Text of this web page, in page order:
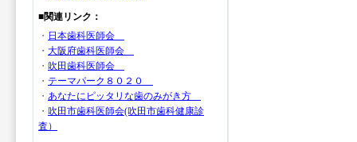
■関連リンク：
・ 日本歯科医師会
・ 大阪府歯科医師会
・ 吹田歯科医師会
・ テーマパーク８０２０
・ あなたにピッタリな歯のみがき方
・ 吹田市歯科医師会(吹田市歯科健康診
査）